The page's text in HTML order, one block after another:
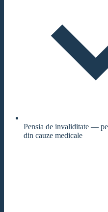
Pensia de invaliditate —
din cauze medicale